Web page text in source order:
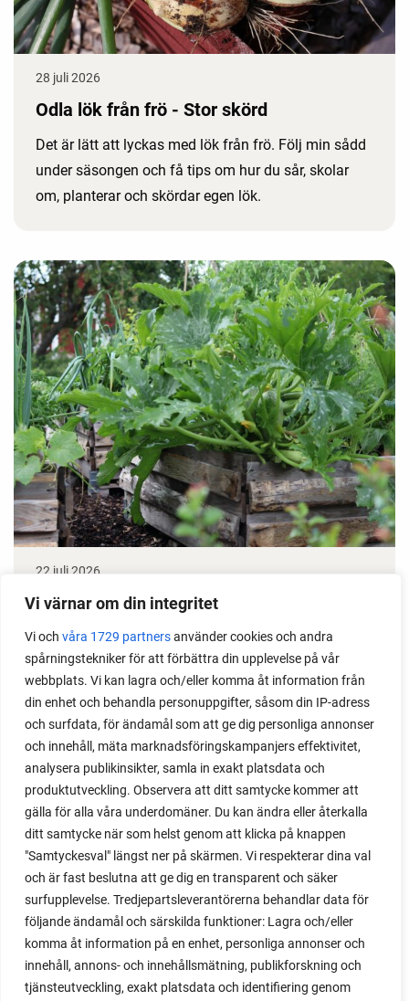
Vi värnar om din integritet
Vi och våra 1729 partnersanvänder cookies och andra
spårningstekniker för att förbättra din upplevelse på vår
webbplats. Vi kan lagra och/eller komma åt information från
din enhet och behandla personuppgifter, såsom din IP-adress
och surfdata, för ändamål som att ge dig personliga annonser
och innehåll, mäta marknadsföringskampanjers effektivitet,
analysera publikinsikter, samla in exakt platsdata och
produktutveckling. Observera att ditt samtycke kommer att
gälla för alla våra underdomäner. Du kan ändra eller återkalla
ditt samtycke när som helst genom att klicka på knappen
"Samtyckesval" längst ner på skärmen. Vi respekterar dina val
och är fast beslutna att ge dig en transparent och säker
surfupplevelse. Tredjepartsleverantörerna behandlar data för
följande ändamål och särskilda funktioner: Lagra och/eller
komma åt information på en enhet, personliga annonser och
innehåll, annons- och innehållsmätning, publikforskning och
tjänsteutveckling, exakt platsdata och identifiering genom
28 juli 2026
Odla lök från frö - Stor skörd
Det är lätt att lyckas med lök från frö. Följ min sådd
under säsongen och få tips om hur du sår, skolar
om, planterar och skördar egen lök.
22 juli 2026
Odla stora växter på liten plats
Med det här smarta knepet kan du odla också stora
växter i en pallkrage tillsammans med andra växter.
Perfekt om du vill odla mycket i på liten yta.